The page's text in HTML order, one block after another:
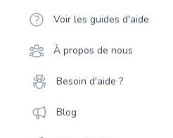
Voir les guides d'aide
À propos de nous
Besoin d'aide ?
Blog